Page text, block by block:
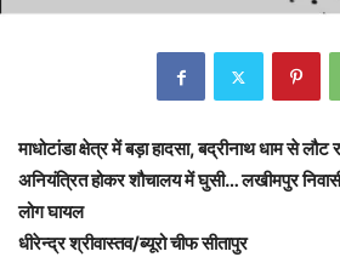
माधोटांडा क्षेत्र में बड़ा हादसा, बद्रीनाथ धाम से
अनियंत्रित होकर शौचालय में घुसी… लखीमपुर
लोग घायल
धीरेन्द्र श्रीवास्तव/ब्यूरो चीफ सीतापुर